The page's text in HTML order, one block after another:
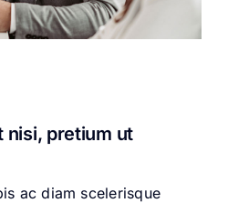
nisi, pretium ut
ac diam scelerisque